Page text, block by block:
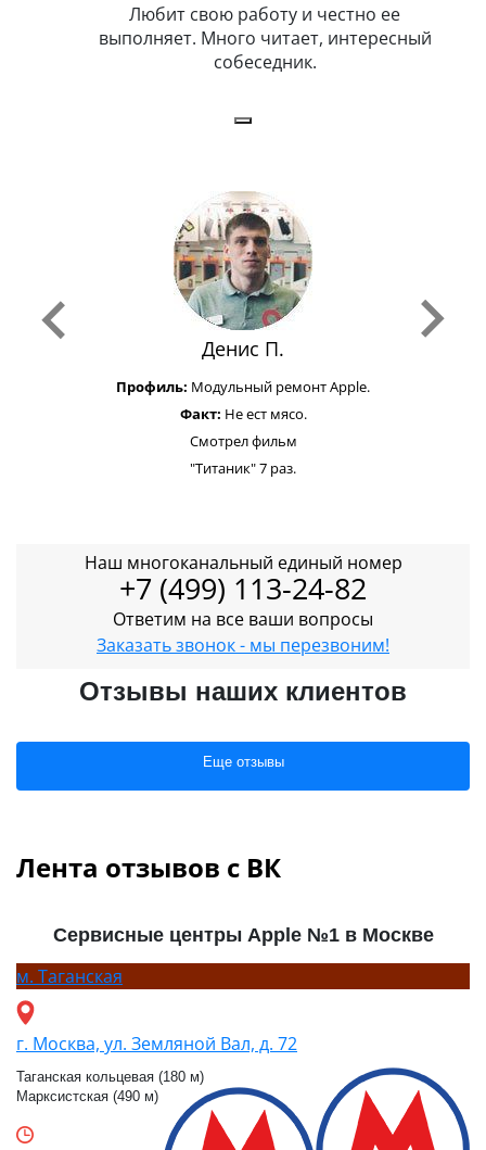
Любит свою работу и честно ее
выполняет. Много читает, интересный
собеседник.
Денис П.
Профиль: Модульный ремонт Apple.
Факт: Не ест мясо.
Смотрел фильм
"Титаник" 7 раз.
Наш многоканальный единый номер
+7 (499) 113-24-82
Ответим на все ваши вопросы
Заказать звонок - мы перезвоним!
Отзывы наших клиентов
Еще отзывы
Лента отзывов с ВК
Сервисные центры Apple №1 в Москве
м. Таганская
г. Москва, ул. Земляной Вал, д. 72
Таганская кольцевая (180 м)
Марксистская (490 м)